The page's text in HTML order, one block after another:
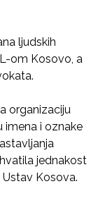
ljudskih
om Kosovo, a
organizaciju
imena i oznake
jednakost
Kosova.